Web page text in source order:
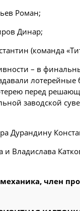
Роман;
Динар;
(команда
– в
перед
заводской
Дурандину
Владислава
член